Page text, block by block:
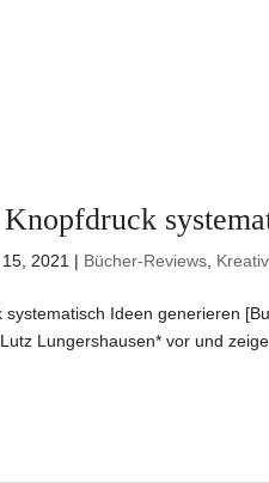
2021 | Bücher-Reviews
systematisch Ideen generieren
Lungershausen* vor und